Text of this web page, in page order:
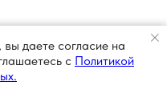
даете согласие на
с Политикой